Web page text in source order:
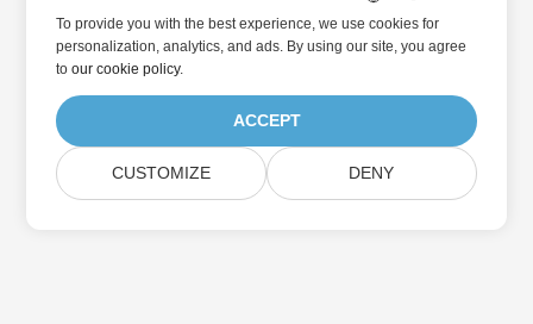
To provide you with the best experience, we use cookies for
personalization, analytics, and ads. By using our site, you agree
toour cookie policy.
ACCEPT
CUSTOMIZE DENY